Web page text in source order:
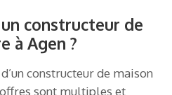
constructeur de
à Agen ?
constructeur de maison
offres sont multiples et